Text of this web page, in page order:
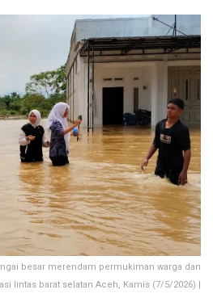
besar merendam permukiman warga dan
lintas barat selatan Aceh, Kamis (7/5/2026) |